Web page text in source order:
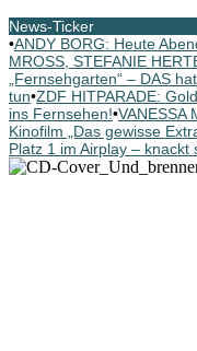
News-Ticker
•ANDY BORG: Heute
MROSS, STEFANIE
„Fernsehgarten“ – DAS
tun•ZDF HITPARADE:
ins Fernsehen!•VANESSA
Kinofilm „Das gewisse
Platz 1 im Airplay –